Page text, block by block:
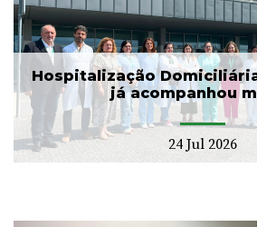
Hospitalização
já acompanhou
24 Jul 2026